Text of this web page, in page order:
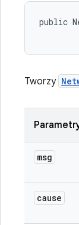
public
Tworzy
msg
cause